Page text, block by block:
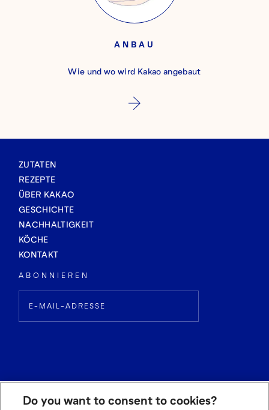
ANBAU
Wie und wo wird Kakao angebaut
ZUTATEN
REZEPTE
ÜBER KAKAO
GESCHICHTE
NACHHALTIGKEIT
KÖCHE
KONTAKT
ABONNIEREN
Do you want to consent to cookies?